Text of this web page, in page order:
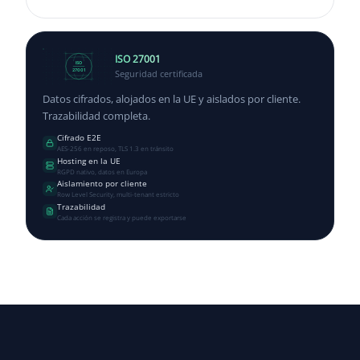
ISO
27001
ISO 27001
Seguridad certificada
Datos cifrados, alojados en la UE y aislados por cliente.
Trazabilidad completa.
Cifrado E2E
AES-256 en reposo, TLS 1.3 en tránsito
Hosting en la UE
RGPD nativo, datos en Europa
Aislamiento por cliente
Row Level Security, multi-tenant estricto
Trazabilidad
Cada acción se registra y puede exportarse